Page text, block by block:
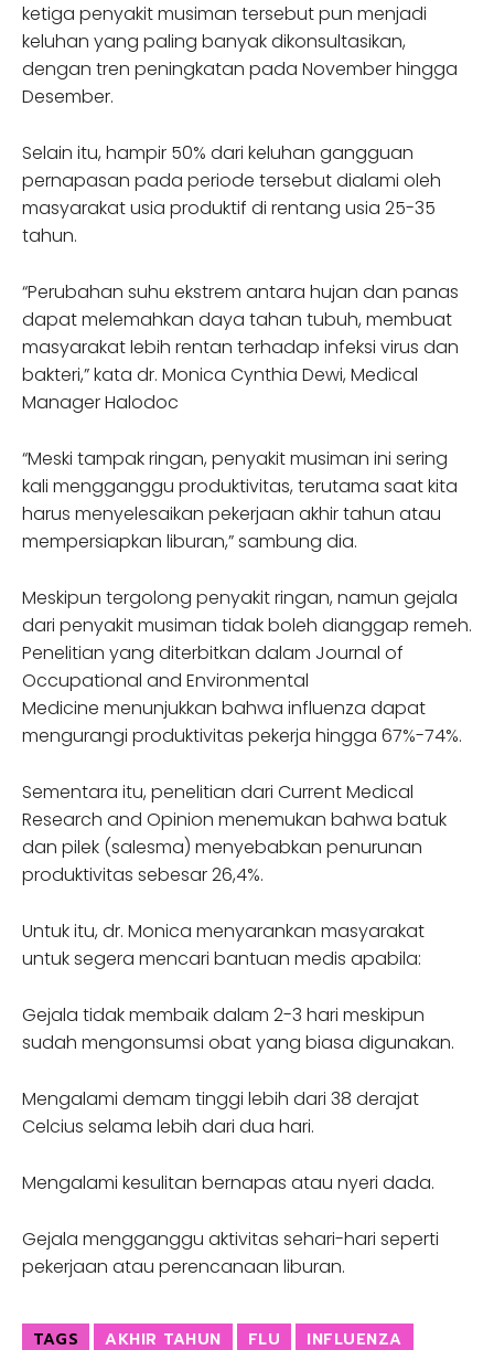
ketiga penyakit musiman tersebut pun menjadi
keluhan yang paling banyak dikonsultasikan,
dengan tren peningkatan pada November hingga
Desember.
Selain itu, hampir 50% dari keluhan gangguan
pernapasan pada periode tersebut dialami oleh
masyarakat usia produktif di rentang usia 25-35
tahun.
“Perubahan suhu ekstrem antara hujan dan panas
dapat melemahkan daya tahan tubuh, membuat
masyarakat lebih rentan terhadap infeksi virus dan
bakteri,” kata dr. Monica Cynthia Dewi, Medical
Manager Halodoc
“Meski tampak ringan, penyakit musiman ini sering
kali mengganggu produktivitas, terutama saat kita
harus menyelesaikan pekerjaan akhir tahun atau
mempersiapkan liburan,” sambung dia.
Meskipun tergolong penyakit ringan, namun gejala
dari penyakit musiman tidak boleh dianggap remeh.
Penelitian yang diterbitkan dalam Journal of
Occupational and Environmental
Medicine menunjukkan bahwa influenza dapat
mengurangi produktivitas pekerja hingga 67%-74%.
Sementara itu, penelitian dari Current Medical
Research and Opinion menemukan bahwa batuk
dan pilek (salesma) menyebabkan penurunan
produktivitas sebesar 26,4%.
Untuk itu, dr. Monica menyarankan masyarakat
untuk segera mencari bantuan medis apabila:
Gejala tidak membaik dalam 2-3 hari meskipun
sudah mengonsumsi obat yang biasa digunakan.
Mengalami demam tinggi lebih dari 38 derajat
Celcius selama lebih dari dua hari.
Mengalami kesulitan bernapas atau nyeri dada.
Gejala mengganggu aktivitas sehari-hari seperti
pekerjaan atau perencanaan liburan.
TAGS AKHIR TAHUN FLU INFLUENZA